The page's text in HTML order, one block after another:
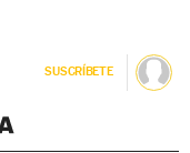
SUSCRÍBETE